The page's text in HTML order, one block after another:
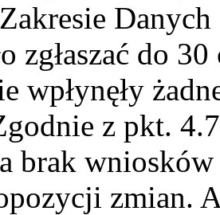
zgłaszać do
wpłynęły
z pkt.
brak
zmian.